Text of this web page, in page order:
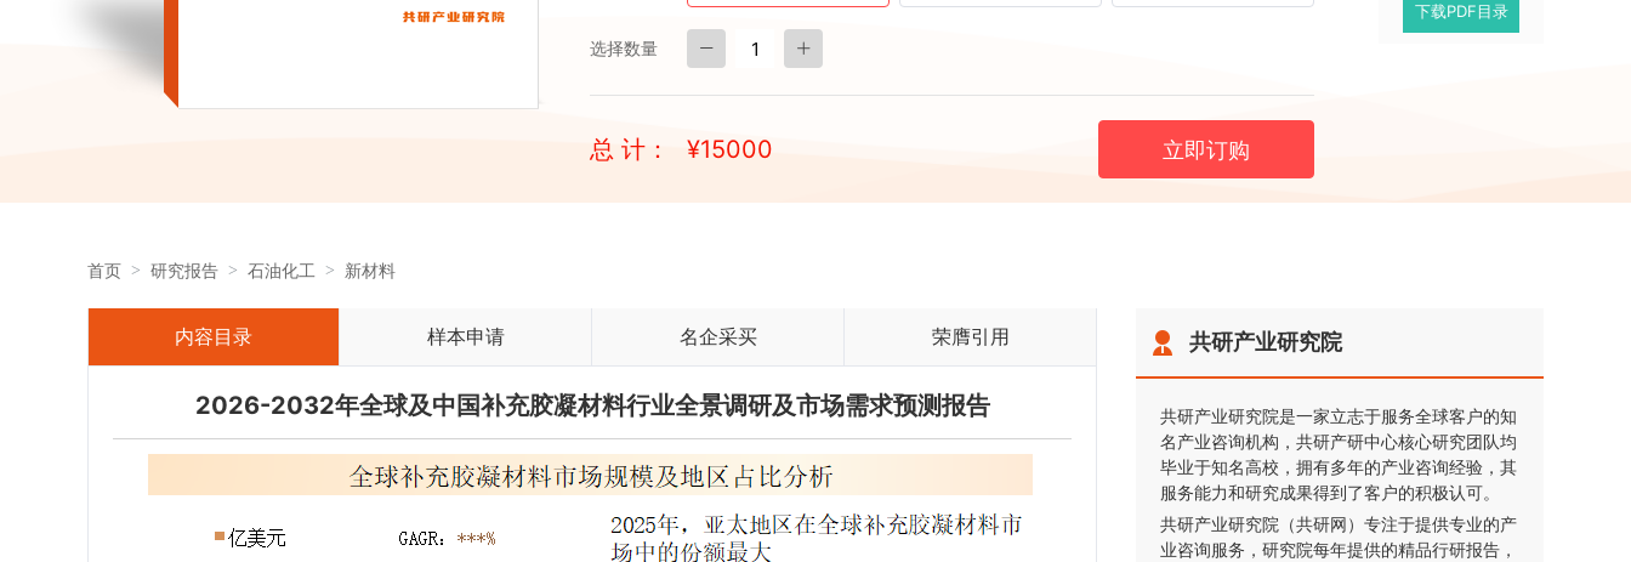
选择数量
总 计： ¥15000 立即订购
下载PDF目录
首页 研究报告 石油化工 新材料
内容目录 样本申请 名企采买 荣膺引用
2026-2032年全球及中国补充胶凝材料行业全景调研及市场需求预测报告
共研产业研究院
共研产业研究院是一家立志于服务全球客户的知
名产业咨询机构，共研产研中心核心研究团队均
毕业于知名高校，拥有多年的产业咨询经验，其
服务能力和研究成果得到了客户的积极认可。
共研产业研究院（共研网）专注于提供专业的产
业咨询服务，研究院每年提供的精品行研报告，